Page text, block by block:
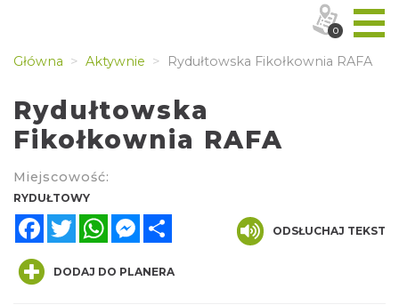
Główna Aktywnie Rydułtowska Fikołkownia RAFA
Rydułtowska
Fikołkownia RAFA
Miejscowość:
RYDUŁTOWY
FacebookTwitterWhatsAppMessenger
ODSŁUCHAJ TEKST
DODAJ DO PLANERA
0